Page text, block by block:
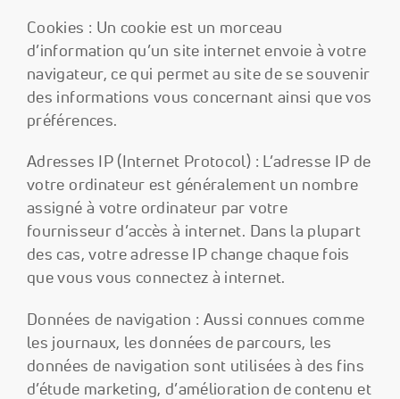
Cookies : Un cookie est un morceau
d’information qu’un site internet envoie à votre
navigateur, ce qui permet au site de se souvenir
des informations vous concernant ainsi que vos
préférences.
Adresses IP (Internet Protocol) : L’adresse IP de
votre ordinateur est généralement un nombre
assigné à votre ordinateur par votre
fournisseur d’accès à internet. Dans la plupart
des cas, votre adresse IP change chaque fois
que vous vous connectez à internet.
Données de navigation : Aussi connues comme
les journaux, les données de parcours, les
données de navigation sont utilisées à des fins
d’étude marketing, d’amélioration de contenu et